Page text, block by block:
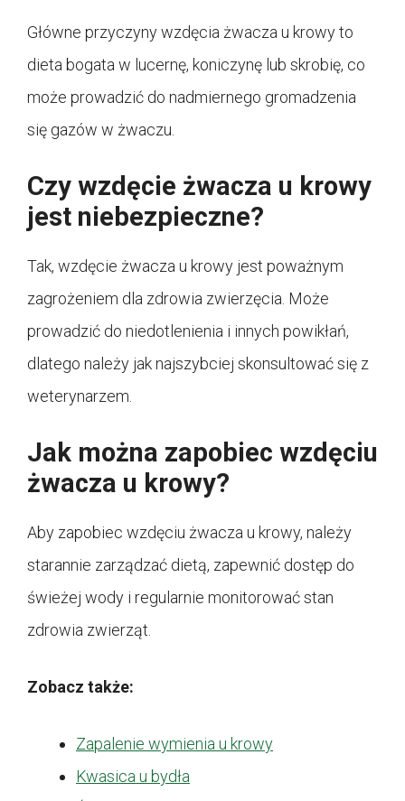
Główne przyczyny wzdęcia żwacza u krowy to
dieta bogata w lucernę, koniczynę lub skrobię, co
może prowadzić do nadmiernego gromadzenia
się gazów w żwaczu.
Czy wzdęcie żwacza u krowy
jest niebezpieczne?
Tak, wzdęcie żwacza u krowy jest poważnym
zagrożeniem dla zdrowia zwierzęcia. Może
prowadzić do niedotlenienia i innych powikłań,
dlatego należy jak najszybciej skonsultować się z
weterynarzem.
Jak można zapobiec wzdęciu
żwacza u krowy?
Aby zapobiec wzdęciu żwacza u krowy, należy
starannie zarządzać dietą, zapewnić dostęp do
świeżej wody i regularnie monitorować stan
zdrowia zwierząt.
Zobacz także:
Zapalenie wymienia u krowy
Kwasica u bydła